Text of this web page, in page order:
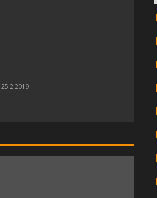
25.2.2019
|
|
|
|
|
|
|
|